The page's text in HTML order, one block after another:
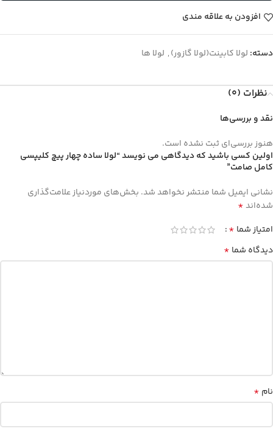
افزودن به علاقه مندی
دسته: لولا کابینت(لولا گازور), لولا ها
نظرات (0)
نقد و بررسی‌ها
هنوز بررسی‌ای ثبت نشده است.
اولین کسی باشید که دیدگاهی می نویسد “لولا ساده چهار پیچ کلیپسی
کامل صامت”
نشانی ایمیل شما منتشر نخواهد شد. بخش‌های موردنیاز علامت‌گذاری
شده‌اند*
امتیاز شما *
دیدگاه شما *
نام *